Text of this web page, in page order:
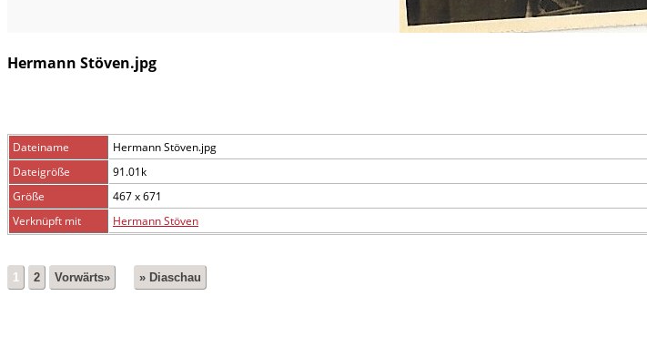
Hermann Stöven.jpg
Dateiname
Hermann Stöven.jpg
Dateigröße
91.01k
Größe
467 x 671
Verknüpft mit
Hermann Stöven
1 2 Vorwärts» » Diaschau